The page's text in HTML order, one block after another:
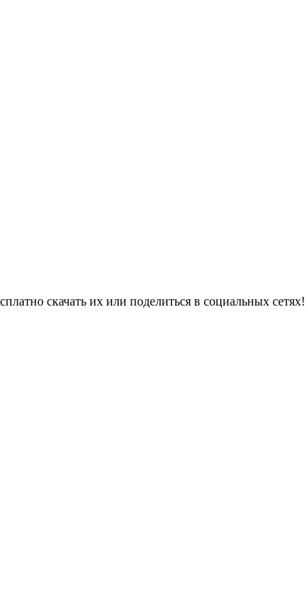
скачать их или поделиться в социальных сетях!